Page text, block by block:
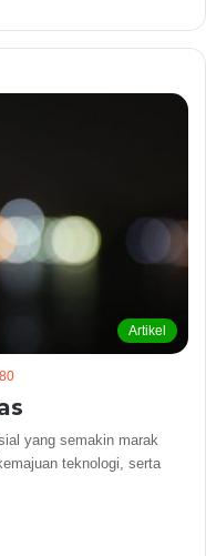
Artikel
yang semakin marak
teknologi, serta